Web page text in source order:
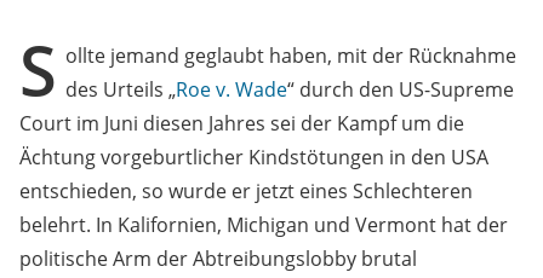
S ollte jemand geglaubt haben, mit der Rücknahme
des Urteils „Roe v. Wade“ durch den US-Supreme
Court im Juni diesen Jahres sei der Kampf um die
Ächtung vorgeburtlicher Kindstötungen in den USA
entschieden, so wurde er jetzt eines Schlechteren
belehrt. In Kalifornien, Michigan und Vermont hat der
politische Arm der Abtreibungslobby brutal